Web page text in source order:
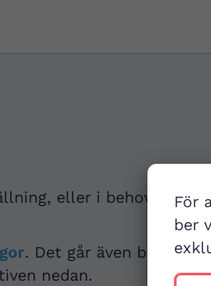
För
ber
eller i behov av
. Det går även bra att
nedan.